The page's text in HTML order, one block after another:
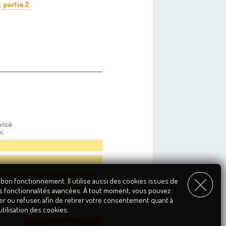
partie 2.
fonctionnement. Il utilise aussi des cookies issues de
avancées. À tout moment, vous pouvez
ou refuser, afin de retirer votre consentement quant à
des cookies.